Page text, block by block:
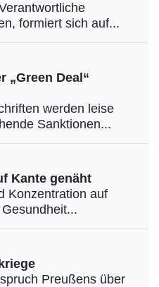
formiert sich auf...
„Green Deal“
werden leise
Sanktionen...
Kante genäht
Konzentration auf
Preußens über